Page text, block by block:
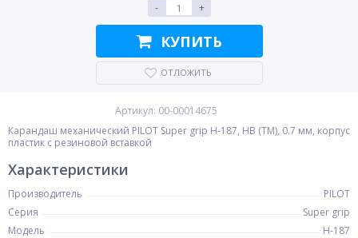
-
+
КУПИТЬ
ОТЛОЖИТЬ
Артикул: 00-00014675
Карандаш механический PILOT Super grip H-187, HB (ТМ), 0.7 мм, корпус
пластик с резиновой вставкой
Характеристики
Производитель
PILOT
Серия
Super grip
Модель
H-187